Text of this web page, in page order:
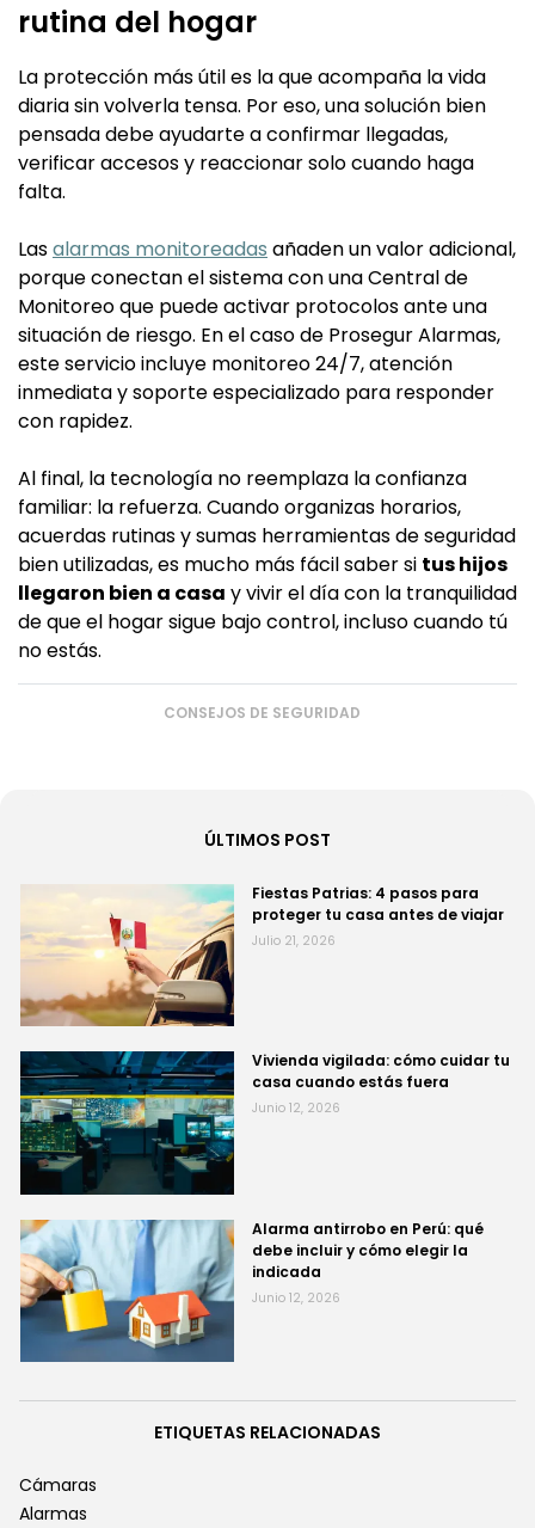
rutina del hogar
La protección más útil es la que acompaña la vida
diaria sin volverla tensa. Por eso, una solución bien
pensada debe ayudarte a confirmar llegadas,
verificar accesos y reaccionar solo cuando haga
falta.
Lasalarmas monitoreadas añaden un valor adicional,
porque conectan el sistema con una Central de
Monitoreo que puede activar protocolos ante una
situación de riesgo. En el caso de Prosegur Alarmas,
este servicio incluye monitoreo 24/7, atención
inmediata y soporte especializado para responder
con rapidez.
Al final, la tecnología no reemplaza la confianza
familiar: la refuerza. Cuando organizas horarios,
acuerdas rutinas y sumas herramientas de seguridad
bien utilizadas, es mucho más fácil saber si tus hijos
llegaron bien a casa y vivir el día con la tranquilidad
de que el hogar sigue bajo control, incluso cuando tú
no estás.
CONSEJOS DE SEGURIDAD
ÚLTIMOS POST
Fiestas Patrias: 4 pasos para
proteger tu casa antes de viajar
Julio 21, 2026
Vivienda vigilada: cómo cuidar tu
casa cuando estás fuera
Junio 12, 2026
Alarma antirrobo en Perú: qué
debe incluir y cómo elegir la
indicada
Junio 12, 2026
ETIQUETAS RELACIONADAS
Cámaras
Alarmas